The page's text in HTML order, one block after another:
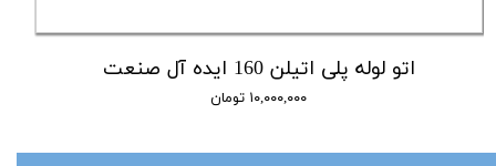
اتو لوله پلی اتیلن 160 ایده آل صنعت
۱۰,۰۰۰,۰۰۰ تومان